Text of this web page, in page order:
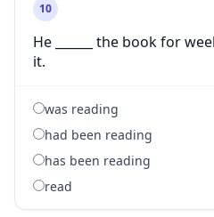
10
He ______ the book for
it.
was reading
had been reading
has been reading
read